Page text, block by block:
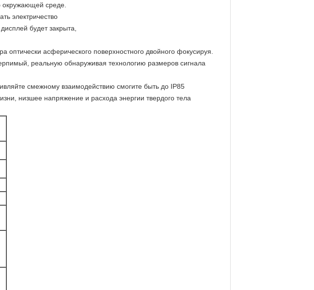
окружающей среде.
электричество
будет закрыта,
оптически асферического поверхностного двойного фокусируя.
реальную обнаруживая технологию размеров сигнала
смежному взаимодействию смогите быть до IP85
низшее напряжение и расхода энергии твердого тела